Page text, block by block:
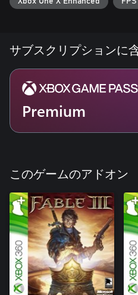
サブスクリプションに
Premium
このゲームのアドオン